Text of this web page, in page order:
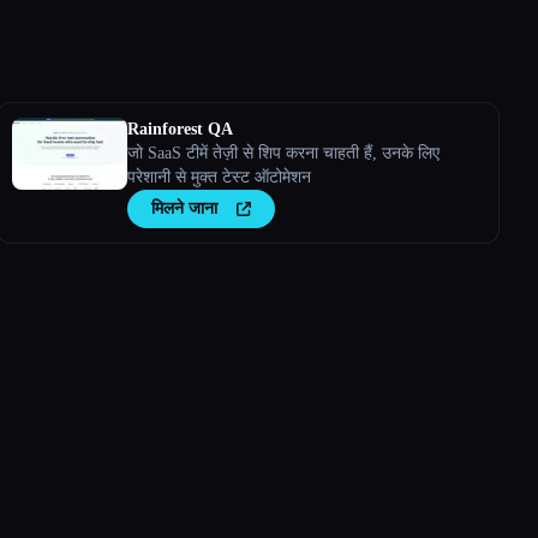
Rainforest QA
जो SaaS टीमें तेज़ी से शिप करना चाहती हैं, उनके लिए
परेशानी से मुक्त टेस्ट ऑटोमेशन
मिलने जाना